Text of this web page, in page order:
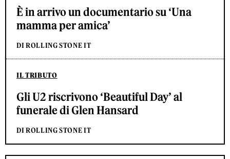
È in arrivo un documentario su ‘Una
mamma per amica’
DI ROLLING STONE IT
IL TRIBUTO
Gli U2 riscrivono ‘Beautiful Day’ al
funerale di Glen Hansard
DI ROLLING STONE IT